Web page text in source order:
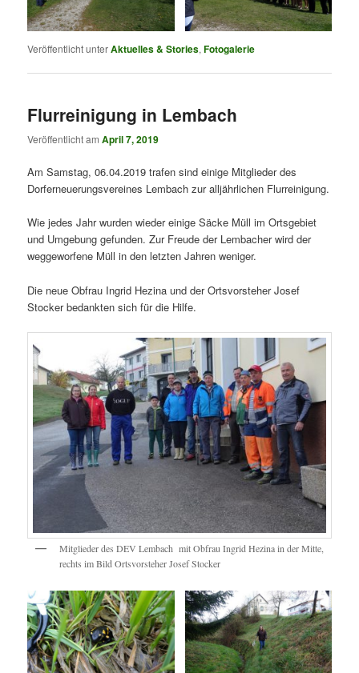
Veröffentlicht unterAktuelles & Stories,Fotogalerie
Flurreinigung in Lembach
Veröffentlicht amApril 7, 2019
Am Samstag, 06.04.2019 trafen sind einige Mitglieder des
Dorferneuerungsvereines Lembach zur alljährlichen Flurreinigung.
Wie jedes Jahr wurden wieder einige Säcke Müll im Ortsgebiet
und Umgebung gefunden. Zur Freude der Lembacher wird der
weggeworfene Müll in den letzten Jahren weniger.
Die neue Obfrau Ingrid Hezina und der Ortsvorsteher Josef
Stocker bedankten sich für die Hilfe.
Mitglieder des DEV Lembach mit Obfrau Ingrid Hezina in der Mitte,
rechts im Bild Ortsvorsteher Josef Stocker